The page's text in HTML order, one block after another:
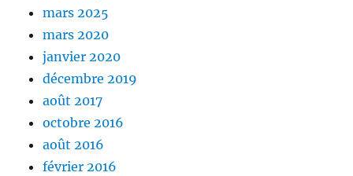
mars 2025
mars 2020
janvier 2020
décembre 2019
août 2017
octobre 2016
août 2016
février 2016